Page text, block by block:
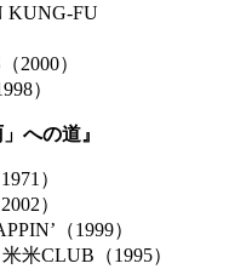
KUNG-FU
2000）
）
への道』
）
）
（1999）
米CLUB（1995）